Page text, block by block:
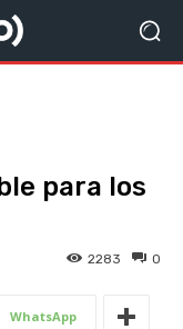
para los
0
2283
WhatsApp